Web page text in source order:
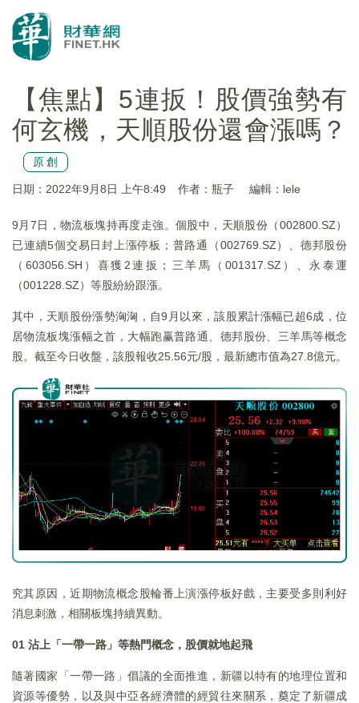
【焦點】5連扳！股價強勢有
何玄機，天順股份還會漲嗎？
原創
日期：2022年9月8日 上午8:49 作者：瓶子 編輯：lele
9月7日，物流板塊持再度走強。個股中，天順股份（002800.SZ）
已連續5個交易日封上漲停板；普路通（002769.SZ）、德邦股份
（603056.SH）喜獲2連扳；三羊馬（001317.SZ）、永泰運
（001228.SZ）等股紛紛跟漲。
其中，天順股份漲勢洶洶，自9月以來，該股累計漲幅已超6成，位
居物流板塊漲幅之首，大幅跑赢普路通、德邦股份、三羊馬等概念
股。截至今日收盤，該股報收25.56元/股，最新總市值為27.8億元。
究其原因，近期物流概念股輪番上演漲停板好戲，主要受多則利好
消息刺激，相關板塊持續異動。
01 沾上「一帶一路」等熱門概念，股價就地起飛
隨著國家「一帶一路」倡議的全面推進，新疆以特有的地理位置和
資源等優勢，以及與中亞各經濟體的經貿往來關系，奠定了新疆成